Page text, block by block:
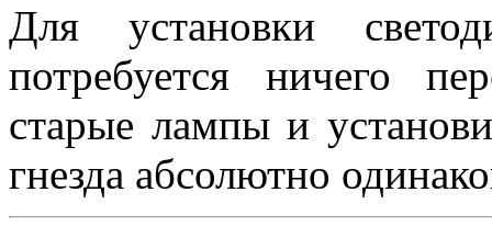
Для установки
потребуется ничего
старые лампы и
гнезда абсолютно